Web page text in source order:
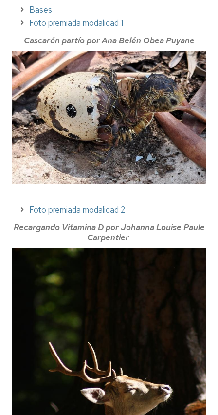
Bases
Foto premiada modalidad 1
Cascarón partío por Ana Belén Obea Puyane
Foto premiada modalidad 2
Recargando Vitamina D por Johanna Louise Paule
Carpentier